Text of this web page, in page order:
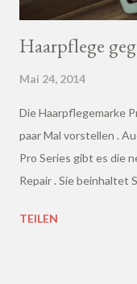
Haarpflege
Mai 24, 2014
Die Haarpflegemarke
paar Mal vorstellen .
Pro Series gibt es die
Repair . Sie beinhaltet
Wochen regelmäßig.
TEILEN